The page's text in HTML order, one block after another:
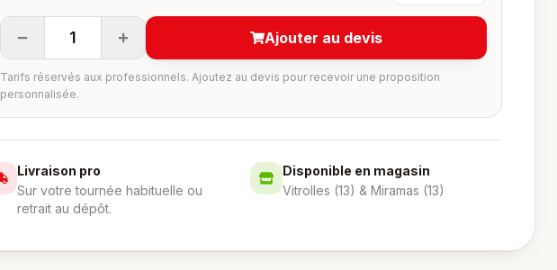
1 Ajouter au devis
Tarifs réservés aux professionnels. Ajoutez au devis pour recevoir une proposition
personnalisée.
Livraison pro
Sur votre tournée habituelle ou
retrait au dépôt.
Disponible en magasin
Vitrolles (13) & Miramas (13)